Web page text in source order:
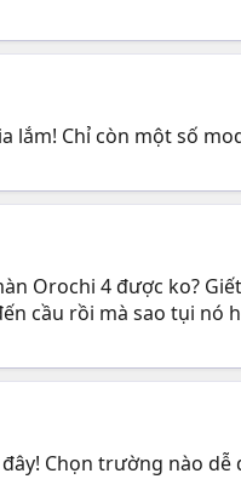
lắm! Chỉ còn một số
Orochi 4 được ko?
cầu rồi mà sao tụi nó
Chọn trường nào dễ